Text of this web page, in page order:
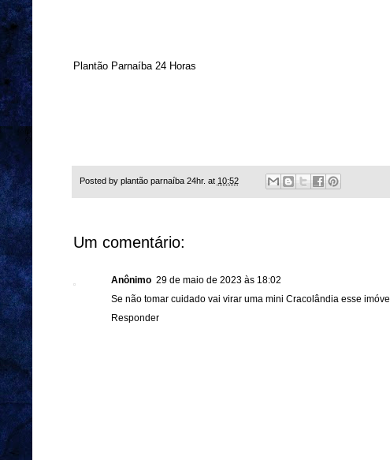
Plantão Parnaíba 24 Horas
Posted by plantão parnaíba 24hr. at 10:52
Um comentário:
Anônimo 29 de maio de 2023 às 18:02
Se não tomar cuidado vai virar uma mini Cracolândia esse imóvel
Responder